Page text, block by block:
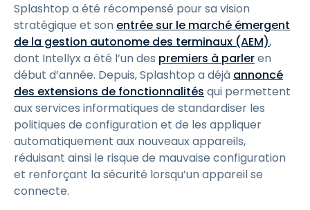
Splashtop a été récompensé pour sa vision
stratégique et son entrée sur le marché émergent
de la gestion autonome des terminaux (AEM),
dont Intellyx a été l’un des premiers à parleren
début d’année. Depuis, Splashtop a déjà annoncé
des extensions de fonctionnalités qui permettent
aux services informatiques de standardiser les
politiques de configuration et de les appliquer
automatiquement aux nouveaux appareils,
réduisant ainsi le risque de mauvaise configuration
et renforçant la sécurité lorsqu’un appareil se
connecte.